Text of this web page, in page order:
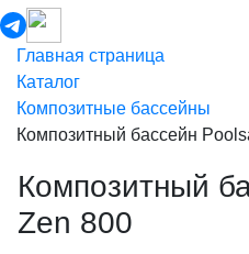
Главная страница
Каталог
Композитные бассейны
Композитный бассейн
Композитный
Zen 800